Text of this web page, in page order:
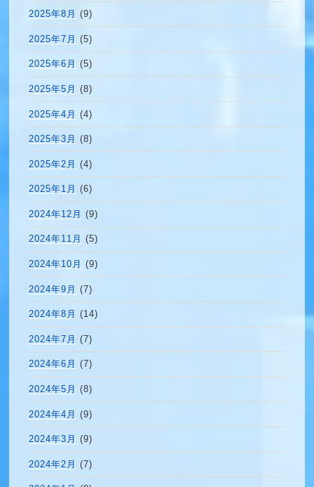
2025年8月 (9)
2025年7月 (5)
2025年6月 (5)
2025年5月 (8)
2025年4月 (4)
2025年3月 (8)
2025年2月 (4)
2025年1月 (6)
2024年12月 (9)
2024年11月 (5)
2024年10月 (9)
2024年9月 (7)
2024年8月 (14)
2024年7月 (7)
2024年6月 (7)
2024年5月 (8)
2024年4月 (9)
2024年3月 (9)
2024年2月 (7)